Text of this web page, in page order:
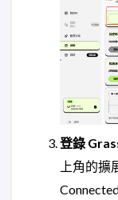
登錄
上角的